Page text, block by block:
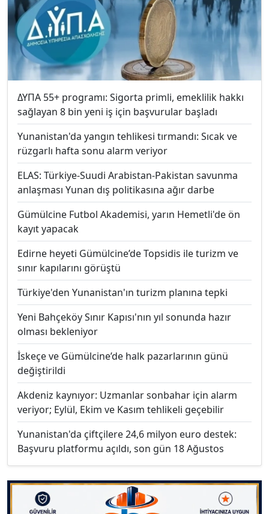
ΔΥΠΑ 55+ programı: Sigorta primli, emeklilik hakkı
sağlayan 8 bin yeni iş için başvurular başladı
Yunanistan'da yangın tehlikesi tırmandı: Sıcak ve
rüzgarlı hafta sonu alarm veriyor
ELAS: Türkiye-Suudi Arabistan-Pakistan savunma
anlaşması Yunan dış politikasına ağır darbe
Gümülcine Futbol Akademisi, yarın Hemetli'de ön
kayıt yapacak
Edirne heyeti Gümülcine’de Topsidis ile turizm ve
sınır kapılarını görüştü
Türkiye'den Yunanistan'ın turizm planına tepki
Yeni Bahçeköy Sınır Kapısı'nın yıl sonunda hazır
olması bekleniyor
İskeçe ve Gümülcine’de halk pazarlarının günü
değiştirildi
Akdeniz kaynıyor: Uzmanlar sonbahar için alarm
veriyor; Eylül, Ekim ve Kasım tehlikeli geçebilir
Yunanistan'da çiftçilere 24,6 milyon euro destek:
Başvuru platformu açıldı, son gün 18 Ağustos